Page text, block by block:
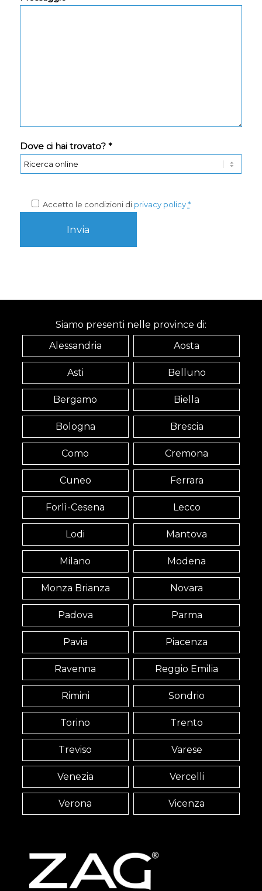
Dove ci hai trovato? *
Accetto le condizioni di privacy policy *
Siamo presenti nelle province di:
Alessandria
Aosta
Asti Belluno
Bergamo Biella
Bologna Brescia
Como Cremona
Cuneo Ferrara
Forlì-Cesena Lecco
Lodi Mantova
Milano Modena
Monza Brianza Novara
Padova Parma
Pavia Piacenza
Ravenna Reggio Emilia
Rimini Sondrio
Torino Trento
Treviso Varese
Venezia Vercelli
Verona Vicenza